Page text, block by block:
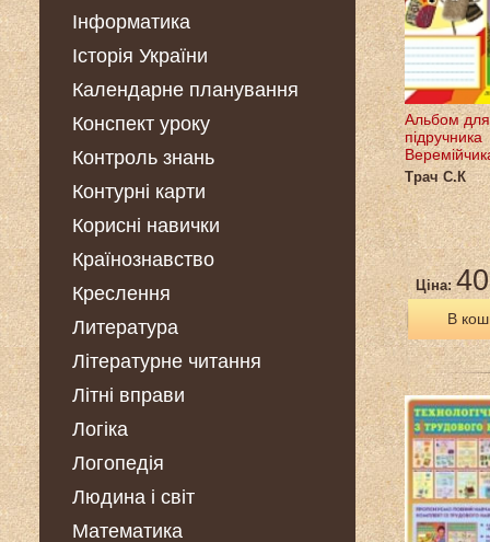
Інформатика
Історія України
Календарне планування
Конспект уроку
Контроль знань
Контурні карти
Корисні навички
Країнознавство
Креслення
Литература
Літературне читання
Літні вправи
Логіка
Логопедія
Людина і світ
Математика
Альбом
підручника
Трач С.К
Ціна:
В